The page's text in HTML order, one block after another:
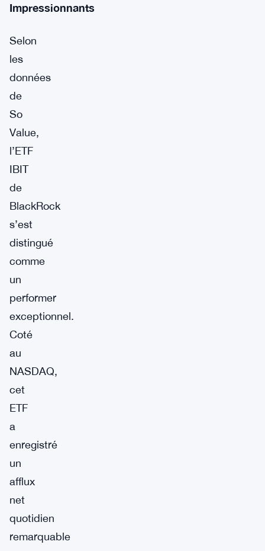
Impressionnants
Selon
les
données
de
So
Value,
l’ETF
IBIT
de
BlackRock
s’est
distingué
comme
un
performer
exceptionnel.
Coté
au
NASDAQ,
cet
ETF
a
enregistré
un
afflux
net
quotidien
remarquable